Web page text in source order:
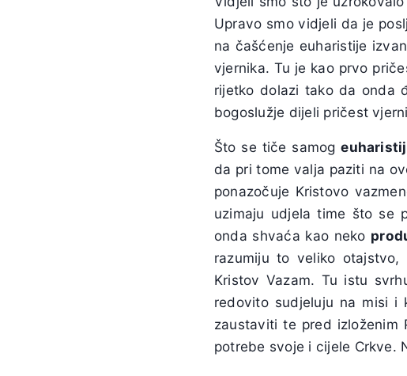
Upravo smo vidjeli da je
na čašćenje euharistije
vjernika. Tu je kao prvo
rijetko dolazi tako da onda
bogoslužje dijeli pričest
Što se tiče samog
da pri tome valja paziti na
ponazočuje Kristovo
uzimaju udjela time što se
onda shvaća kao neko
razumiju to veliko
Kristov Vazam. Tu istu
redovito sudjeluju na misi i
zaustaviti te pred izloženim
potrebe svoje i cijele Crkve.